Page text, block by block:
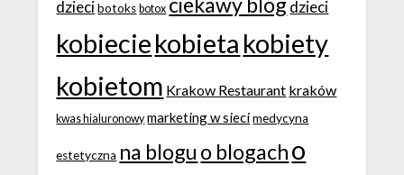
dzieci botoks botox dzieci
kobieciekobieta kobiety
kobietom Krakow Restaurant kraków
kwas hialuronowy marketing w sieci medycyna
estetyczna na blogu o blogacho